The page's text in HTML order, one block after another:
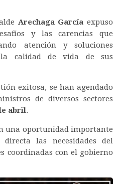
Arechaga García expuso
y las carencias que
atención y soluciones
calidad de vida de sus
exitosa, se han agendado
de diversos sectores
abril.
una oportunidad importante
las necesidades del
coordinadas con el gobierno